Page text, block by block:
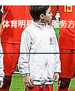
体育明星 服务